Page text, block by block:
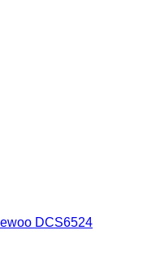
DCS6524